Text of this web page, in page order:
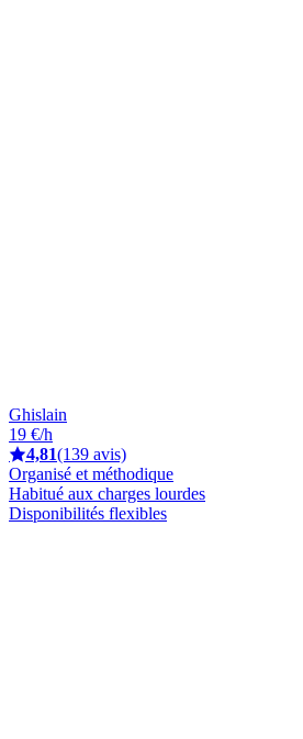
Ghislain
19 €/h
4,81(139 avis)
Organisé et méthodique
Habitué aux charges lourdes
Disponibilités flexibles